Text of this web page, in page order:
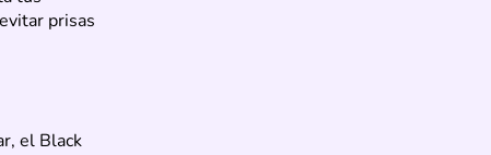
prisas
el Black